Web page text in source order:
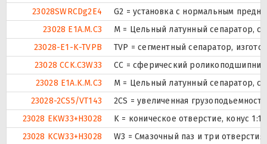
23028SWRCDg2E4
G2 = установка с нормальным
23028 E1A.M.C3
M = Цельный латунный сепаратор,
23028-E1-K-TVPB
TVP = сегментный сепаратор,
23028 CCK.C3W33
CC = сферический
23028 E1A.K.M.C3
M = Цельный латунный сепаратор,
23028-2CS5/VT143
2CS = увеличенная
23028 EKW33+H3028
K = коническое отверстие, конус
23028 KCW33+H3028
W3 = Смазочный паз и три